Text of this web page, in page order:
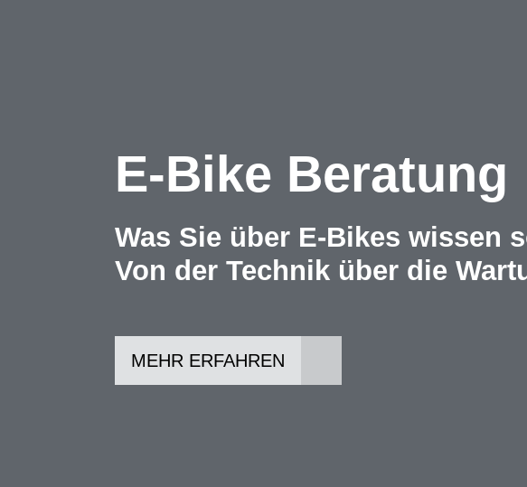
E-Bike Beratung
Was Sie über E-Bikes wissen
Von der Technik über die
MEHR ERFAHREN